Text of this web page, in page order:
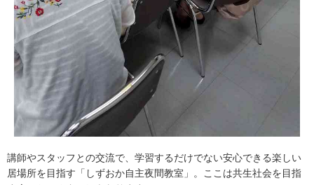
講師やスタッフとの交流で、学習するだけでない安心できる楽しい
居場所を目指す「しずおか自主夜間教室」。ここは共生社会を目指